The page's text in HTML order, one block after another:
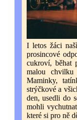
I letos žáci
prosincové
cukroví, běhat
malou chvilku
Maminky,
strýčkové a
den, usedli do
mohli
které si pro ně